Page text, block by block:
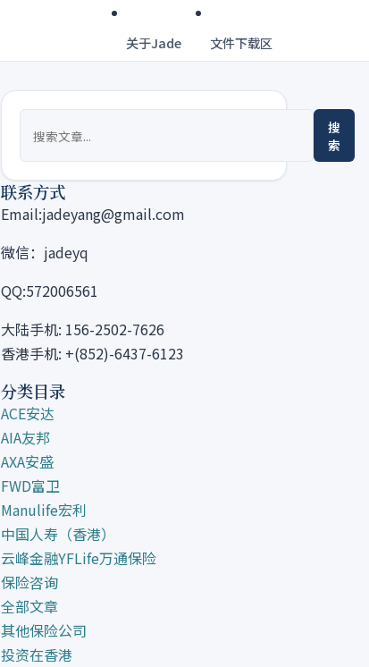
关于Jade 文件下载区
搜
索
联系方式
Email:jadeyang@gmail.com
微信：jadeyq
QQ:572006561
大陆手机: 156-2502-7626
香港手机: +(852)-6437-6123
分类目录
ACE安达
AIA友邦
AXA安盛
FWD富卫
Manulife宏利
中国人寿（香港）
云峰金融YFLife万通保险
保险咨询
全部文章
其他保险公司
投资在香港